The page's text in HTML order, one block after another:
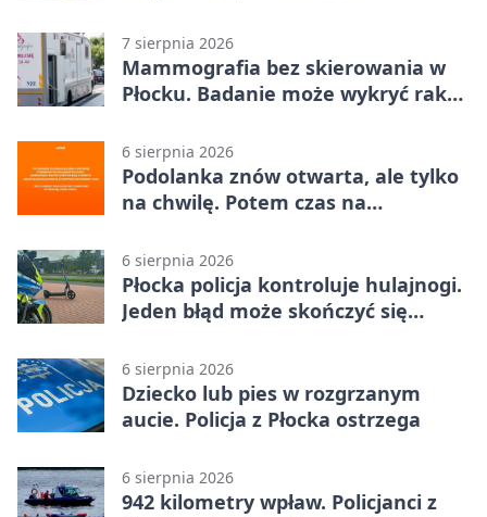
7 sierpnia 2026
Mammografia bez skierowania w
Płocku. Badanie może wykryć raka,
6 sierpnia 2026
Podolanka znów otwarta, ale tylko
na chwilę. Potem czas na
6 sierpnia 2026
Płocka policja kontroluje hulajnogi.
Jeden błąd może skończyć się
6 sierpnia 2026
Dziecko lub pies w rozgrzanym
aucie. Policja z Płocka ostrzega
6 sierpnia 2026
942 kilometry wpław. Policjanci z